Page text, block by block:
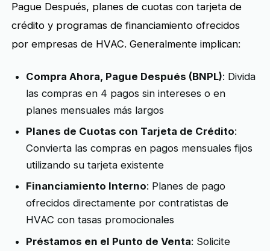
Pague Después, planes de cuotas con tarjeta de
crédito y programas de financiamiento ofrecidos
por empresas de HVAC. Generalmente implican:
Compra Ahora, Pague Después (BNPL): Divida
las compras en 4 pagos sin intereses o en
planes mensuales más largos
Planes de Cuotas con Tarjeta de Crédito:
Convierta las compras en pagos mensuales fijos
utilizando su tarjeta existente
Financiamiento Interno: Planes de pago
ofrecidos directamente por contratistas de
HVAC con tasas promocionales
Préstamos en el Punto de Venta: Solicite